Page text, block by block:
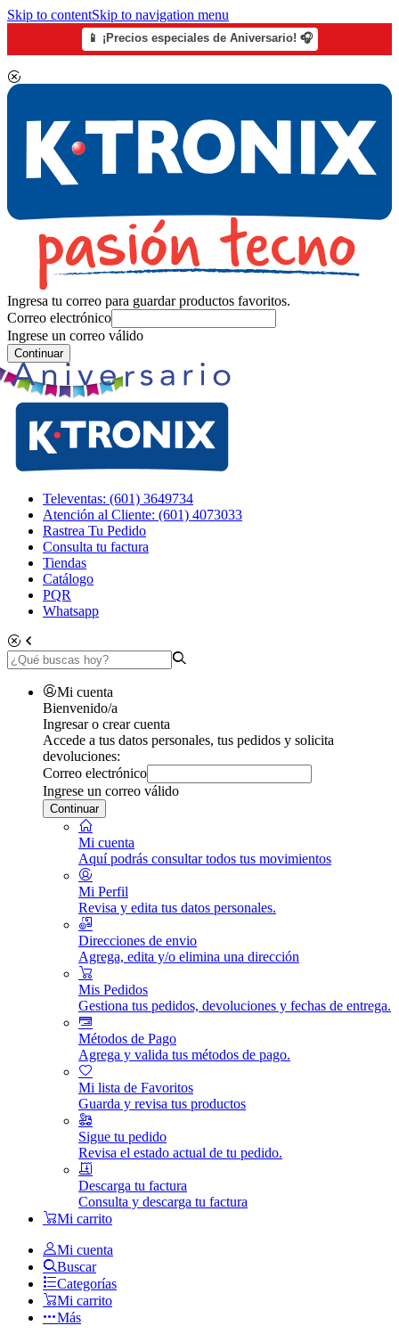
Skip to contentSkip to navigation menu
📱 ¡Precios especiales de Aniversario! 🎧
Ingresa tu correo para guardar productos favoritos.
Correo electrónico
Ingrese un correo válido
Continuar
Televentas: (601) 3649734
Atención al Cliente: (601) 4073033
Rastrea Tu Pedido
Consulta tu factura
Tiendas
Catálogo
PQR
Whatsapp
Mi cuenta
Bienvenido/a
Ingresar o crear cuenta
Accede a tus datos personales, tus pedidos y solicita
devoluciones:
Correo electrónico
Ingrese un correo válido
Continuar
Mi cuenta
Aquí podrás consultar todos tus movimientos
Mi Perfil
Revisa y edita tus datos personales.
Direcciones de envio
Agrega, edita y/o elimina una dirección
Mis Pedidos
Gestiona tus pedidos, devoluciones y fechas de entrega.
Métodos de Pago
Agrega y valida tus métodos de pago.
Mi lista de Favoritos
Guarda y revisa tus productos
Sigue tu pedido
Revisa el estado actual de tu pedido.
Descarga tu factura
Consulta y descarga tu factura
Mi carrito
Mi cuenta
Buscar
Categorías
Mi carrito
Más